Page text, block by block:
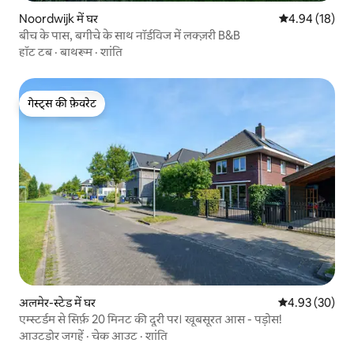
Noordwijk में घर औसत रेटिंग 5 में
4.94 (18)
बीच के पास, बगीचे के साथ नॉर्डविज में लक्ज़री B&B
हॉट टब·बाथरूम·शांति
गेस्ट्स की फ़ेवरेट
गेस्ट्स की फ़ेवरेट
अलमेर-स्टेड में घर औसत रेटिंग 5 में
4.93 (30)
एम्स्टर्डम से सिर्फ़ 20 मिनट की दूरी पर। खूबसूरत आस - पड़ोस!
आउटडोर जगहें ·चेक आउट ·शांति